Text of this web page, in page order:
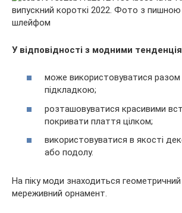
У відповідності з модними
може використовуватися
підкладкою;
розташовуватися красивими
покривати плаття цілком;
використовуватися в якості
або подолу.
На піку моди знаходиться геометричний
мереживний орнамент.